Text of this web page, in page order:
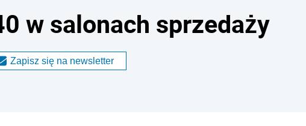
w salonach sprzedaży
Zapisz się na newsletter